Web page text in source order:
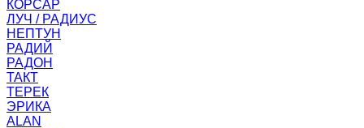
КОРСАР
ЛУЧ / РАДИУС
НЕПТУН
РАДИЙ
РАДОН
ТАКТ
ТЕРЕК
ЭРИКА
ALAN